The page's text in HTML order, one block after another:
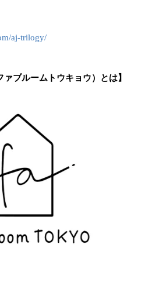
aj-trilogy/
ァブルームトウキョウ）とは】